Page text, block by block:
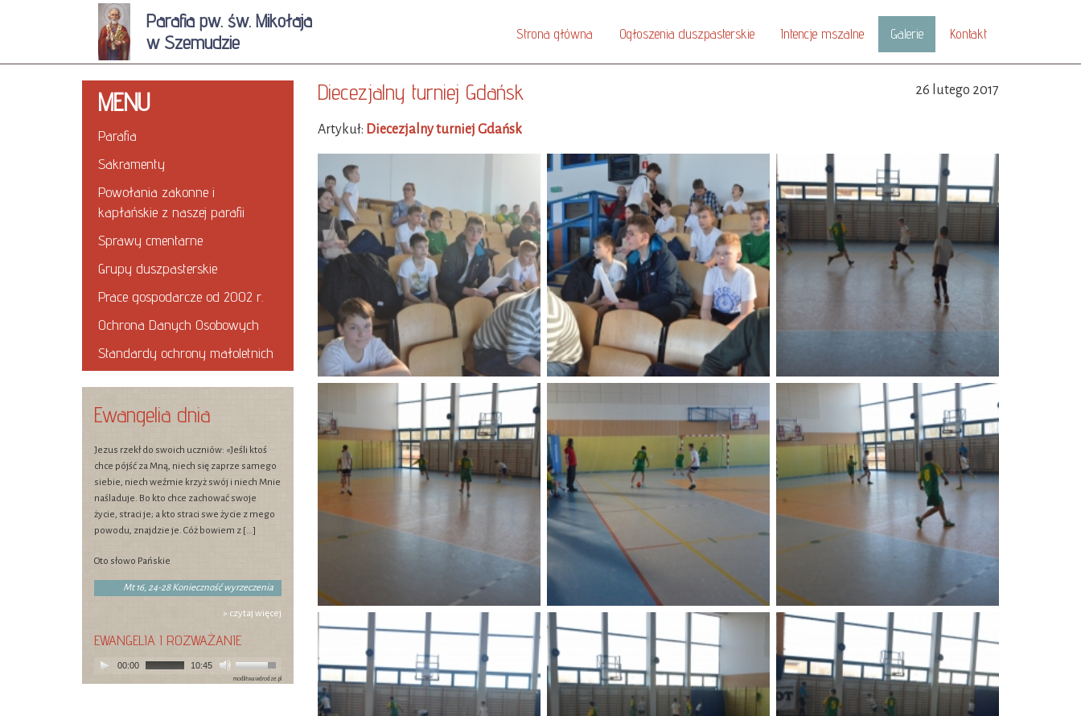
Parafia pw. św. Mikołaja
w Szemudzie
Strona główna Ogłoszenia duszpasterskie Intencje mszalne Galerie Kontakt
MENU
Parafia
Sakramenty
Powołania zakonne i
kapłańskie z naszej parafii
Sprawy cmentarne
Grupy duszpasterskie
Prace gospodarcze od 2002 r.
Ochrona Danych Osobowych
Standardy ochrony małoletnich
Ewangelia dnia
Jezus rzekł do swoich uczniów: «Jeśli ktoś
chce pójść za Mną, niech się zaprze samego
siebie, niech weźmie krzyż swój i niech Mnie
naśladuje. Bo kto chce zachować swoje
życie, straci je; a kto straci swe życie z mego
powodu, znajdzie je. Cóż bowiem z […]
Oto słowo Pańskie
Mt 16, 24-28 Konieczność wyrzeczenia
» czytaj więcej
EWANGELIA I ROZWAŻANIE
00:00 10:45
modlitwawdrodze.pl
26 lutego 2017
Diecezjalny turniej Gdańsk
Artykuł: Diecezjalny turniej Gdańsk